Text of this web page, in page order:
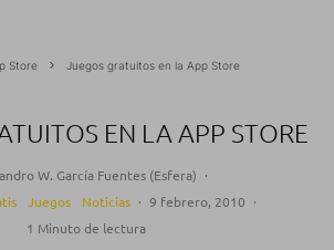
Store Juegos gratuitos en la App Store
EN LA APP STORE
W. García Fuentes (Esfera) ·
Juegos Noticias · 9 febrero, 2010 ·
1 Minuto de lectura